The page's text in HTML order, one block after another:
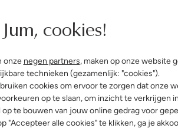
Jum, cookies!
onze negen partners, maken op onze website
technieken (gezamenlijk: "cookies").
cookies om ervoor te zorgen dat onze
op te slaan, om inzicht te verkrijgen
op te bouwen van jouw online gedrag voor
"Accepteer alle cookies" te klikken, ga je